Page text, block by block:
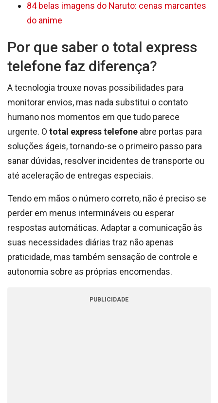
84 belas imagens do Naruto: cenas marcantes
do anime
Por que saber o total express
telefone faz diferença?
A tecnologia trouxe novas possibilidades para
monitorar envios, mas nada substitui o contato
humano nos momentos em que tudo parece
urgente. O total express telefone abre portas para
soluções ágeis, tornando-se o primeiro passo para
sanar dúvidas, resolver incidentes de transporte ou
até aceleração de entregas especiais.
Tendo em mãos o número correto, não é preciso se
perder em menus intermináveis ou esperar
respostas automáticas. Adaptar a comunicação às
suas necessidades diárias traz não apenas
praticidade, mas também sensação de controle e
autonomia sobre as próprias encomendas.
PUBLICIDADE